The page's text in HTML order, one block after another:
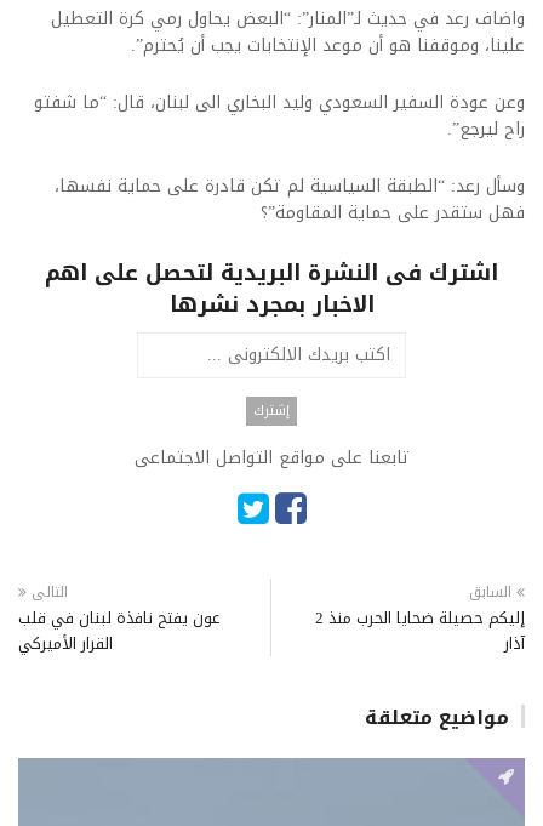
واضاف رعد في حديث لـ”المنار”: “البعض يحاول رمي كرة التعطيل
علينا، وموقفنا هو أن موعد الإنتخابات يجب أن يُحترم”.
وعن عودة السفير السعودي وليد البخاري الى لبنان، قال: “ما شفتو
راح ليرجع”.
وسأل رعد: “الطبقة السياسية لم تكن قادرة على حماية نفسها،
فهل ستقدر على حماية المقاومة”؟
اشترك فى النشرة البريدية لتحصل على اهم
الاخبار بمجرد نشرها
تابعنا على مواقع التواصل الاجتماعى
السابق
إليكم حصيلة ضحايا الحرب منذ 2
آذار
التالى
عون يفتح نافذة لبنان في قلب
القرار الأميركي
مواضيع متعلقة